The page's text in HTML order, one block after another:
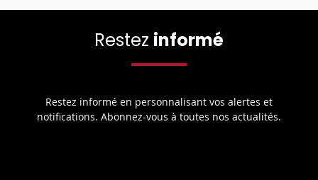
Restez informé
Restez informé en personnalisant vos alertes et
notifications. Abonnez-vous à toutes nos actualités.